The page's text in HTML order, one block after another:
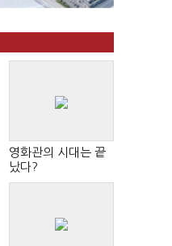
영화관의 시대는 끝
났다?